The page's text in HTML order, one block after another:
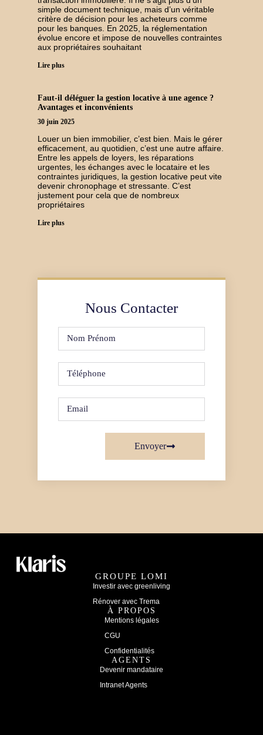
simple document technique, mais d’un véritable
critère de décision pour les acheteurs comme
pour les banques. En 2025, la réglementation
évolue encore et impose de nouvelles contraintes
aux propriétaires souhaitant
Lire plus
Faut-il déléguer la gestion locative à une agence ?
Avantages et inconvénients
30 juin 2025
Louer un bien immobilier, c’est bien. Mais le gérer
efficacement, au quotidien, c’est une autre affaire.
Entre les appels de loyers, les réparations
urgentes, les échanges avec le locataire et les
contraintes juridiques, la gestion locative peut vite
devenir chronophage et stressante. C’est
justement pour cela que de nombreux
propriétaires
Lire plus
Nous Contacter
Envoyer
GROUPE LOMI
Investir avec greenliving
Rénover avec Trema
À PROPOS
Mentions légales
CGU
Confidentialités
AGENTS
Devenir mandataire
Intranet Agents